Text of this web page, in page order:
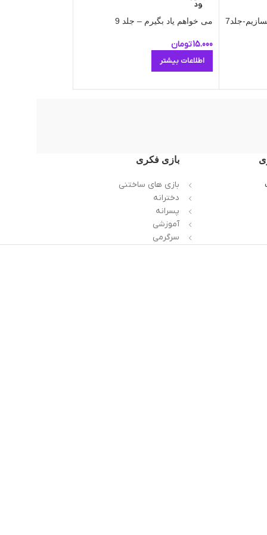
جلد7
ود
می خواهم یاد بگیرم – جلد 9
15.000تومان
اطلاعات بیشتر
بازی فکری
بازی های ساختنی
دخترانه
پسرانه
آموزشی
سرگرمی